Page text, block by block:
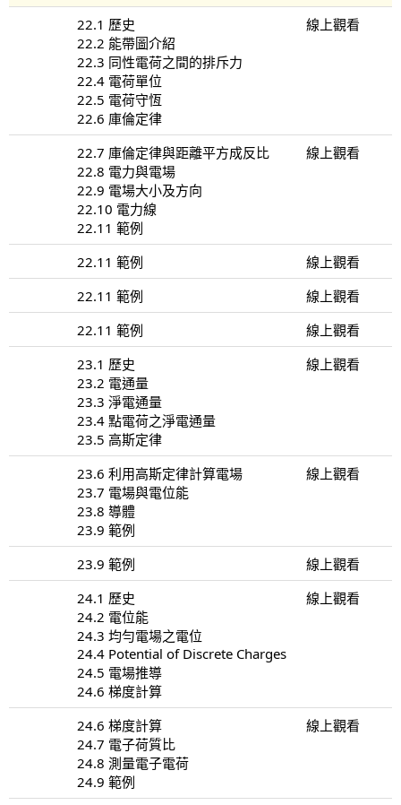
22.1 歷史
22.2 能帶圖介紹
22.3 同性電荷之間的排斥力
22.4 電荷單位
22.5 電荷守恆
22.6 庫倫定律
線上觀看
22.7 庫倫定律與距離平方成反比
22.8 電力與電場
22.9 電場大小及方向
22.10 電力線
22.11 範例
線上觀看
22.11 範例
線上觀看
22.11 範例
線上觀看
22.11 範例
線上觀看
23.1 歷史
23.2 電通量
23.3 淨電通量
23.4 點電荷之淨電通量
23.5 高斯定律
線上觀看
23.6 利用高斯定律計算電場
23.7 電場與電位能
23.8 導體
23.9 範例
線上觀看
23.9 範例
線上觀看
24.1 歷史
24.2 電位能
24.3 均勻電場之電位
24.4 Potential of Discrete Charges
24.5 電場推導
24.6 梯度計算
線上觀看
24.6 梯度計算
24.7 電子荷質比
24.8 測量電子電荷
24.9 範例
線上觀看